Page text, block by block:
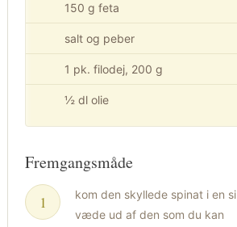
150 g feta
salt og peber
1 pk. filodej, 200 g
½ dl olie
Fremgangsmåde
kom den skyllede spinat i en
væde ud af den som du kan